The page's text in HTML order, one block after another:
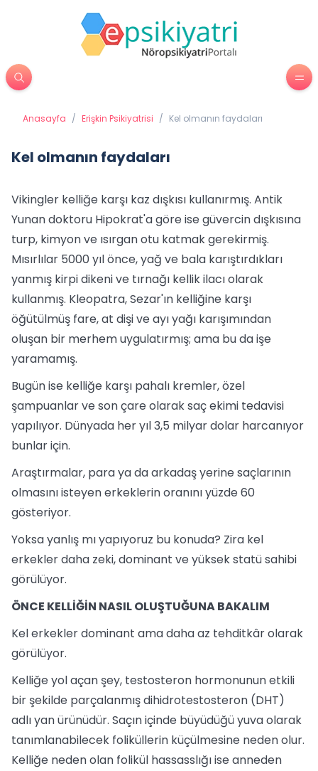
Anasayfa / Erişkin Psikiyatrisi / Kel olmanın faydaları
Kel olmanın faydaları
Vikingler kelliğe karşı kaz dışkısı kullanırmış. Antik
Yunan doktoru Hipokrat'a göre ise güvercin dışkısına
turp, kimyon ve ısırgan otu katmak gerekirmiş.
Mısırlılar 5000 yıl önce, yağ ve bala karıştırdıkları
yanmış kirpi dikeni ve tırnağı kellik ilacı olarak
kullanmış. Kleopatra, Sezar'ın kelliğine karşı
öğütülmüş fare, at dişi ve ayı yağı karışımından
oluşan bir merhem uygulatırmış; ama bu da işe
yaramamış.
Bugün ise kelliğe karşı pahalı kremler, özel
şampuanlar ve son çare olarak saç ekimi tedavisi
yapılıyor. Dünyada her yıl 3,5 milyar dolar harcanıyor
bunlar için.
Araştırmalar, para ya da arkadaş yerine saçlarının
olmasını isteyen erkeklerin oranını yüzde 60
gösteriyor.
Yoksa yanlış mı yapıyoruz bu konuda? Zira kel
erkekler daha zeki, dominant ve yüksek statü sahibi
görülüyor.
ÖNCE KELLİĞİN NASIL OLUŞTUĞUNA BAKALIM
Kel erkekler dominant ama daha az tehditkâr olarak
görülüyor.
Kelliğe yol açan şey, testosteron hormonunun etkili
bir şekilde parçalanmış dihidrotestosteron (DHT)
adlı yan ürünüdür. Saçın içinde büyüdüğü yuva olarak
tanımlanabilecek foliküllerin küçülmesine neden olur.
Kelliğe neden olan folikül hassasslığı ise anneden